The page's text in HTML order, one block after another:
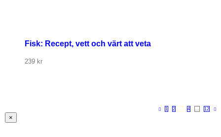
Fisk: Recept, vett och värt att veta
239 kr
1 2 4 … 12
Stäng
snabbvy
×